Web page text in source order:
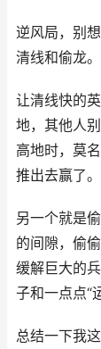
逆风局，别
清线和偷龙。
让清线快的
地，其他人
高地时，莫
推出去赢了。
另一个就是
的间隙，偷
缓解巨大的
子和一点点“
总结一下我